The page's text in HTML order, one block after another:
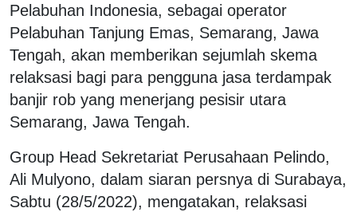
Pelabuhan Indonesia, sebagai operator
Pelabuhan Tanjung Emas, Semarang, Jawa
Tengah, akan memberikan sejumlah skema
relaksasi bagi para pengguna jasa terdampak
banjir rob yang menerjang pesisir utara
Semarang, Jawa Tengah.
Group Head Sekretariat Perusahaan Pelindo,
Ali Mulyono, dalam siaran persnya di Surabaya,
Sabtu (28/5/2022), mengatakan, relaksasi